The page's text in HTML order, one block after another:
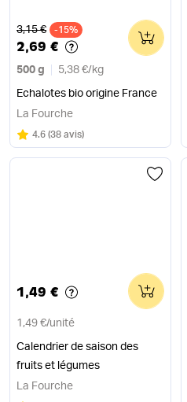
Ancien prix
3,15 € -15%
2,69 €
500 g 5,38 €/ kg
Echalotes bio origine France
0
La Fourche
Note
4.6 sur 5
(38 avis)
1,49 €
1,49 €/unité
Calendrier de saison des
fruits et légumes
0
La Fourche